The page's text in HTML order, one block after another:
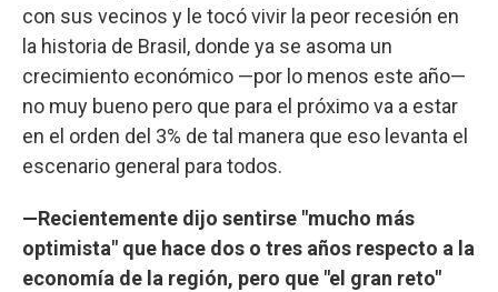
con sus vecinos y le tocó vivir la peor recesión en
la historia de Brasil, donde ya se asoma un
crecimiento económico —por lo menos este año—
no muy bueno pero que para el próximo va a estar
en el orden del 3% de tal manera que eso levanta el
escenario general para todos.
—Recientemente dijo sentirse "mucho más
optimista" que hace dos o tres años respecto a la
economía de la región, pero que "el gran reto"